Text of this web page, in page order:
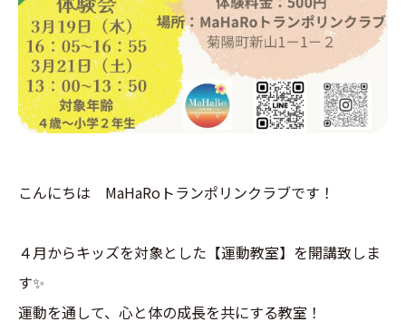
こんにちは MaHaRoトランポリンクラブです！
４月からキッズを対象とした【運動教室】を開講致しま
す✨
運動を通して、心と体の成長を共にする教室！